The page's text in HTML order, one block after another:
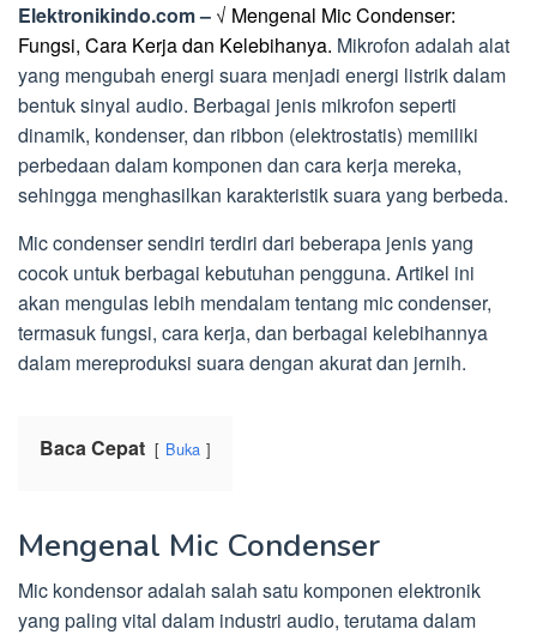
Elektronikindo.com – √ Mengenal Mic Condenser:
Fungsi, Cara Kerja dan Kelebihanya. Mikrofon adalah alat
yang mengubah energi suara menjadi energi listrik dalam
bentuk sinyal audio. Berbagai jenis mikrofon seperti
dinamik, kondenser, dan ribbon (elektrostatis) memiliki
perbedaan dalam komponen dan cara kerja mereka,
sehingga menghasilkan karakteristik suara yang berbeda.
Mic condenser sendiri terdiri dari beberapa jenis yang
cocok untuk berbagai kebutuhan pengguna. Artikel ini
akan mengulas lebih mendalam tentang mic condenser,
termasuk fungsi, cara kerja, dan berbagai kelebihannya
dalam mereproduksi suara dengan akurat dan jernih.
Baca Cepat Buka
Mengenal Mic Condenser
Mic kondensor adalah salah satu komponen elektronik
yang paling vital dalam industri audio, terutama dalam